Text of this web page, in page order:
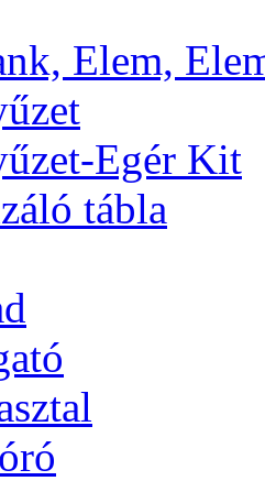
Elem,
Egér Kit
tábla